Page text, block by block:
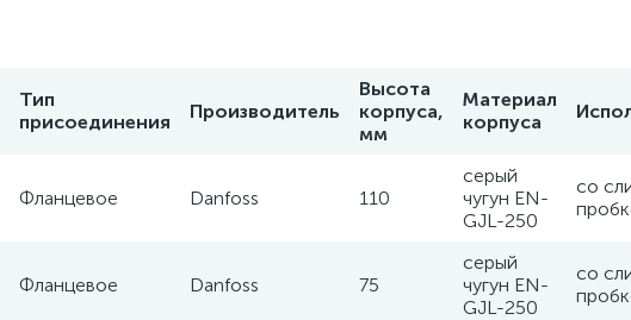
Тип
присоединения
Производитель
Высота
корпуса,
мм
Материал
корпуса
Фланцевое Danfoss 110
серый
чугун EN-
GJL-250
со
Фланцевое Danfoss 75
серый
чугун EN-
GJL-250
со